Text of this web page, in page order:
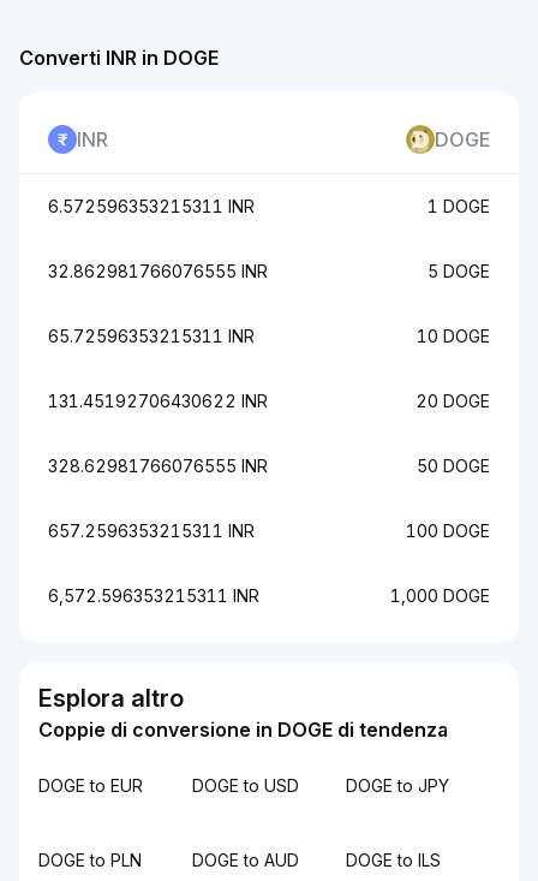
Converti INR in DOGE
INR DOGE
6.572596353215311 INR 1 DOGE
32.862981766076555 INR 5 DOGE
65.72596353215311 INR 10 DOGE
131.45192706430622 INR 20 DOGE
328.62981766076555 INR 50 DOGE
657.2596353215311 INR 100 DOGE
6,572.596353215311 INR 1,000 DOGE
Esplora altro
Coppie di conversione in DOGE di tendenza
DOGE to EUR DOGE to USD DOGE to JPY
DOGE to PLN DOGE to AUD DOGE to ILS